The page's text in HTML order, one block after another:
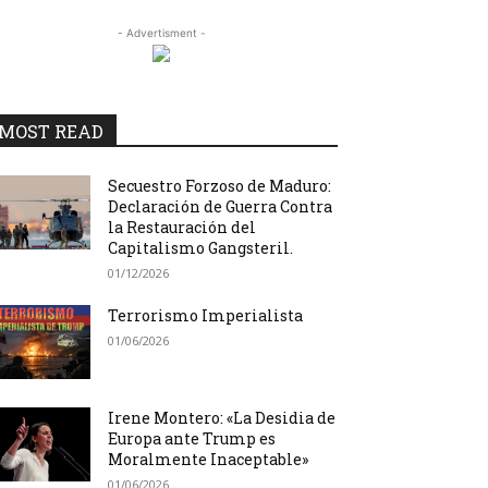
- Advertisment -
READ
Secuestro Forzoso de Maduro:
Declaración de Guerra Contra
la Restauración del
Capitalismo Gangsteril.
01/12/2026
Terrorismo Imperialista
01/06/2026
Irene Montero: «La Desidia de
Europa ante Trump es
Moralmente Inaceptable»
01/06/2026